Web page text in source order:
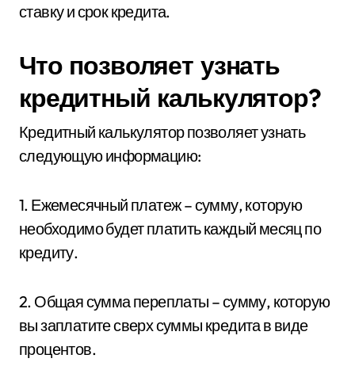
ставку и срок кредита.
Что позволяет узнать
кредитный калькулятор?
Кредитный калькулятор позволяет узнать
следующую информацию:
1. Ежемесячный платеж – сумму, которую
необходимо будет платить каждый месяц по
кредиту.
2. Общая сумма переплаты – сумму, которую
вы заплатите сверх суммы кредита в виде
процентов.